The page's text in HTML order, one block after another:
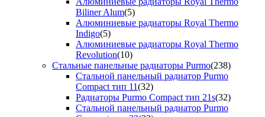
Biliner Alum(5)
Алюминиевые радиаторы Royal Thermo
Indigo(5)
Алюминиевые радиаторы Royal Thermo
Revolution(10)
Стальные панельные радиаторы Purmo(238)
Стальной панельный радиатор Purmo
Compact тип 11(32)
Радиаторы Purmo Compact тип 21s(32)
Стальной панельный радиатор Purmo